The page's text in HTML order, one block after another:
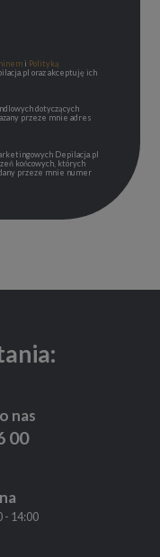
i Polityką
oraz akceptuję ich
dotyczących
przeze mnie adres
Depilacja.pl
końcowych, których
przeze mnie numer
nas
00
- 14:00